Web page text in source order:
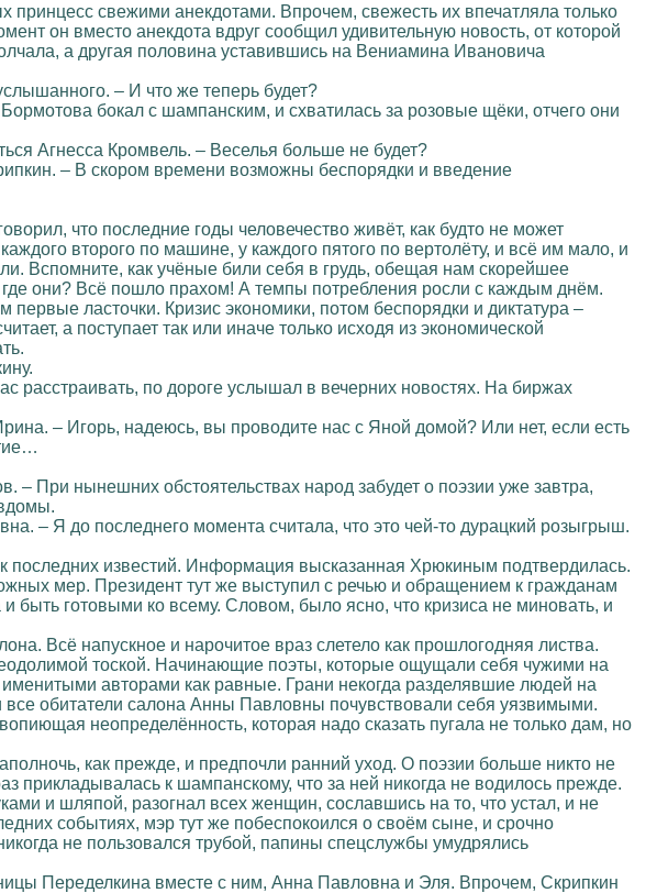
свежими анекдотами. Впрочем, свежесть их впечатляла только
он вместо анекдота вдруг сообщил удивительную новость, от которой
а другая половина уставившись на Вениамина Ивановича
– И что же теперь будет?
бокал с шампанским, и схватилась за розовые щёки, отчего они
Агнесса Кромвель. – Веселья больше не будет?
– В скором времени возможны беспорядки и введение
что последние годы человечество живёт, как будто не может
второго по машине, у каждого пятого по вертолёту, и всё им мало, и
Вспомните, как учёные били себя в грудь, обещая нам скорейшее
они? Всё пошло прахом! А темпы потребления росли с каждым днём.
ласточки. Кризис экономики, потом беспорядки и диктатура –
а поступает так или иначе только исходя из экономической
расстраивать, по дороге услышал в вечерних новостях. На биржах
– Игорь, надеюсь, вы проводите нас с Яной домой? Или нет, если есть
При нынешних обстоятельствах народ забудет о поэзии уже завтра,
– Я до последнего момента считала, что это чей-то дурацкий розыгрыш.
последних известий. Информация высказанная Хрюкиным подтвердилась.
мер. Президент тут же выступил с речью и обращением к гражданам
быть готовыми ко всему. Словом, было ясно, что кризиса не миновать, и
Всё напускное и нарочитое враз слетело как прошлогодняя листва.
тоской. Начинающие поэты, которые ощущали себя чужими на
авторами как равные. Грани некогда разделявшие людей на
обитатели салона Анны Павловны почувствовали себя уязвимыми.
неопределённость, которая надо сказать пугала не только дам, но
как прежде, и предпочли ранний уход. О поэзии больше никто не
прикладывалась к шампанскому, что за ней никогда не водилось прежде.
и шляпой, разогнал всех женщин, сославшись на то, что устал, и не
событиях, мэр тут же побеспокоился о своём сыне, и срочно
не пользовался трубой, папины спецслужбы умудрялись
Переделкина вместе с ним, Анна Павловна и Эля. Впрочем, Скрипкин